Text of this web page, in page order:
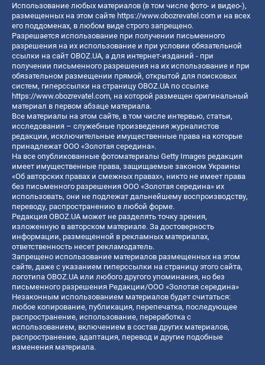
Использование любых материалов (в том числе фото- и видео-),
размещенных на этом сайте https://www.obozrevatel.com и на всех
его поддоменах, в любом виде строго запрещено.
Разрешается использование при получении письменного
разрешения на их использование и при условии обязательной
ссылки на сайт OBOZ.UA, а для интернет-изданий - при
получении письменного разрешения на их использование и при
обязательном размещении прямой, открытой для поисковых
систем, гиперссылки на страницу OBOZ.UA по ссылке
https://www.obozrevatel.com, на которой размещен оригинальный
материал в первом абзаце материала.
Все материалы на этом сайте, в том числе интервью, статьи,
исследования – служебные произведения журналистов
редакции, исключительные имущественные права на которые
принадлежат ООО «Золотая середина».
На все опубликованные фотоматериалы Getty Images редакция
имеет имущественные права, защищаемые законом Украины
«Об авторских правах и смежных правах», никто не имеет права
без письменного разрешения ООО «Золотая середина» их
использовать, они не подлежат дальнейшему воспроизводству,
переводу, распространению в любой форме.
Редакция OBOZ.UA может не разделять точку зрения,
изложенную в авторском материале. За достоверность
информации, размещенной в рекламных материалах,
ответственность несет рекламодатель.
Запрещено использование материалов размещенных на этом
сайте, даже с указанием гиперссылки на страницу этого сайта,
логотипа OBOZ.UA или любого другого упоминания, но без
письменного разрешения Редакции/ООО «Золотая середина»
Незаконным использованием материалов будет считаться:
любое копирование, публикация, перепечатка, последующее
распространение, использование, переработка с
использованием, включением в состав других материалов,
распространение, адаптация, перевод и другие подобные
изменения материала.